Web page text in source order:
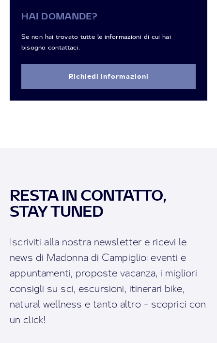
HAI DOMANDE?
Se non hai trovato tutte le informazioni di cui hai
bisogno contattaci.
Richiedi informazioni
RESTA IN CONTATTO,
STAY TUNED
Iscriviti alla nostra newsletter e ricevi le
news di Madonna di Campiglio: eventi e
appuntamenti, proposte vacanza, i migliori
consigli su sci, escursioni, itinerari bike,
natural wellness e tanto altro - scoprici con
un click!